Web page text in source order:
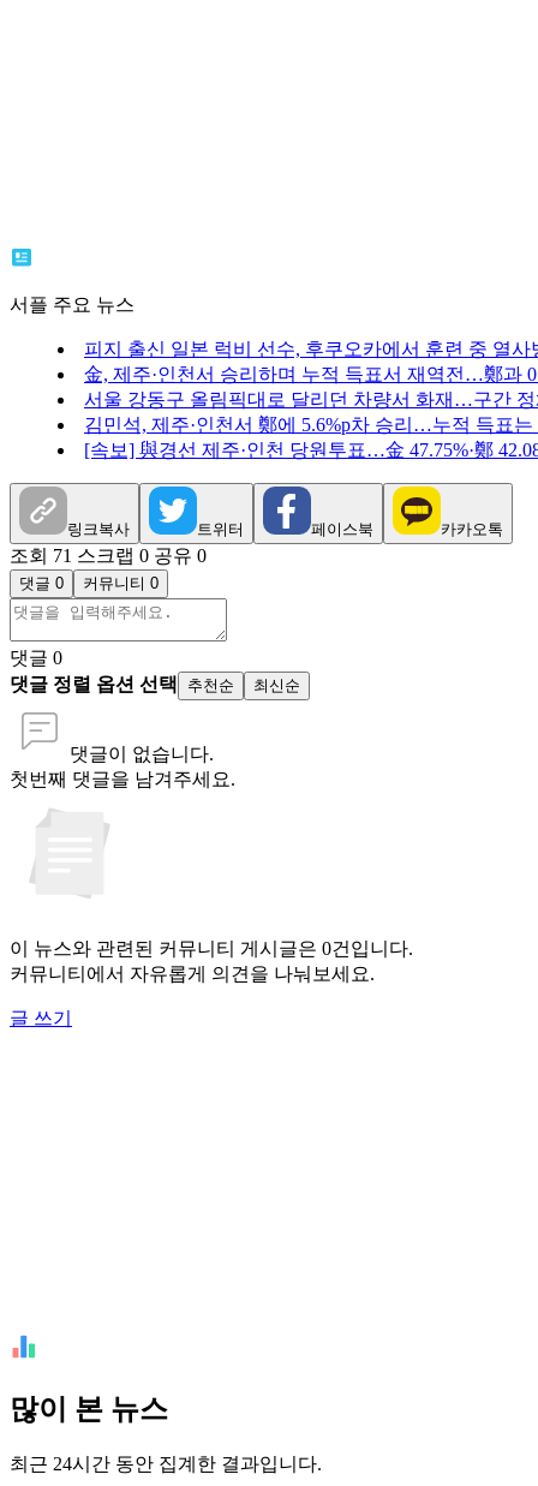
서플 주요 뉴스
피지 출신 일본 럭비 선수, 후쿠오카에서 훈련 중 열사
金, 제주·인천서 승리하며 누적 득표서 재역전…鄭과
서울 강동구 올림픽대로 달리던 차량서 화재…구간
김민석, 제주·인천서 鄭에 5.6%p차 승리…누적 득표는
[속보] 與경선 제주·인천 당원투표…金 47.75%·鄭
링크복사 트위터 페이스북 카카오톡
조회 71 스크랩 0 공유 0
댓글 0 커뮤니티 0
댓글 0
댓글 정렬 옵션 선택
추천순 최신순
댓글이 없습니다.
첫번째 댓글을 남겨주세요.
이 뉴스와 관련된 커뮤니티 게시글은 0건입니다.
커뮤니티에서 자유롭게 의견을 나눠보세요.
글 쓰기
많이 본 뉴스
최근 24시간 동안 집계한 결과입니다.